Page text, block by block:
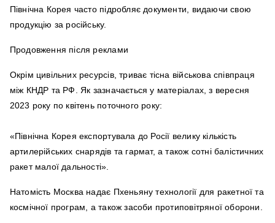
Північна Корея часто підробляє документи, видаючи свою
продукцію за російську.
Продовження після реклами
Окрім цивільних ресурсів, триває тісна військова співпраця
між КНДР та РФ. Як зазначається у матеріалах, з вересня
2023 року по квітень поточного року:
«Північна Корея експортувала до Росії велику кількість
артилерійських снарядів та гармат, а також сотні балістичних
ракет малої дальності».
Натомість Москва надає Пхеньяну технології для ракетної та
космічної програм, а також засоби протиповітряної оборони.